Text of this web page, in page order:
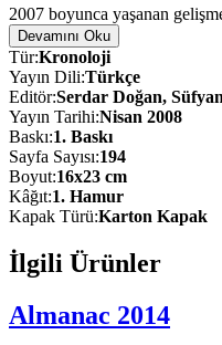
2007 boyunca yaşanan
yayınlarla ülke içine ve
da Türkiye ve dünyadaki
öne çıkan haber ve
Devamını Oku
Tür:Kronoloji
Yayın Dili:Türkçe
Editör:Serdar Doğan,
Yayın Tarihi:Nisan 2008
Baskı:1. Baskı
Sayfa Sayısı:194
Boyut:16x23 cm
Kâğıt:1. Hamur
Kapak Türü:Karton Kapak
İlgili Ürünler
Almanac 2014